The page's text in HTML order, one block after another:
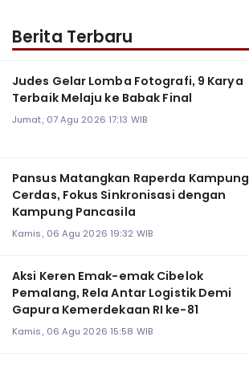
Berita Terbaru
Judes Gelar Lomba Fotografi, 9 Karya
Terbaik Melaju ke Babak Final
Jumat, 07 Agu 2026 17:13 WIB
Pansus Matangkan Raperda Kampung
Cerdas, Fokus Sinkronisasi dengan
Kampung Pancasila
Kamis, 06 Agu 2026 19:32 WIB
Aksi Keren Emak-emak Cibelok
Pemalang, Rela Antar Logistik Demi
Gapura Kemerdekaan RI ke-81
Kamis, 06 Agu 2026 15:58 WIB